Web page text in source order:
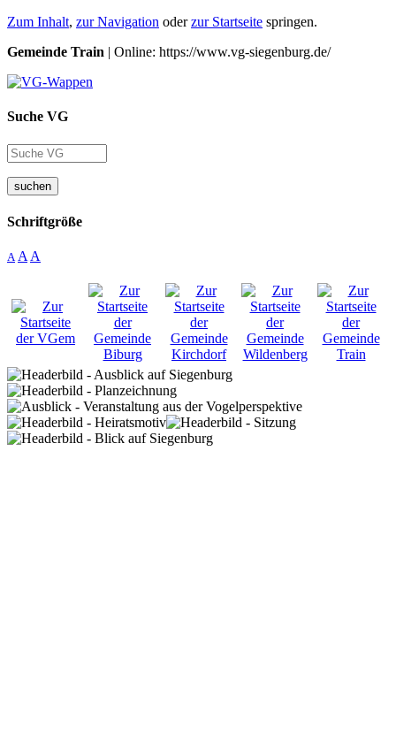
Zum Inhalt, zur Navigation oderzur Startseite springen.
Gemeinde Train | Online: https://www.vg-siegenburg.de/
Suche VG
suchen
Schriftgröße
A A A